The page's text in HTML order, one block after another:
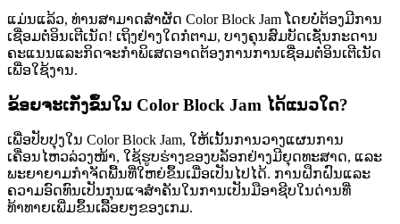
ແມ່ນແລ້ວ, ທ່ານສາມາດສຳຜັດ Color Block Jam ໂດຍບໍ່ຕ້ອງມີການ
ເຊື່ອມຕໍ່ອິນເຕີເນັດ! ເຖິງຢ່າງໃດກໍຕາມ, ບາງຄຸນສົມບັດເຊັ່ນກະດານ
ຄະແນນແລະກິດຈະກຳພິເສດອາດຕ້ອງການການເຊື່ອມຕໍ່ອິນເຕີເນັດ
ເພື່ອໃຊ້ງານ.
ຂ້ອຍຈະເກັ່ງຂຶ້ນໃນ Color Block Jam ໄດ້ແນວໃດ?
ເພື່ອປັບປຸງໃນ Color Block Jam, ໃຫ້ເນັ້ນການວາງແຜນການ
ເຄື່ອນໄຫວລ່ວງໜ້າ, ໃຊ້ຮູບຮ່າງຂອງບລັອກຢ່າງມີຍຸດທະສາດ, ແລະ
ພະຍາຍາມກຳຈັດພື້ນທີ່ໃຫຍ່ຂຶ້ນເມື່ອເປັນໄປໄດ້. ການຝຶກຝົນແລະ
ຄວາມອົດທົນເປັນກຸນແຈສຳຄັນໃນການເປັນມືອາຊີບໃນດ່ານທີ່
ທ້າທາຍເພີ່ມຂຶ້ນເລື້ອຍໆຂອງເກມ.